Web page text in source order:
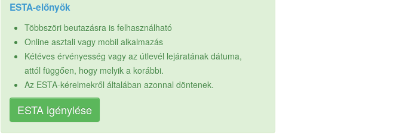
ESTA-előnyök
Többszöri beutazásra is felhasználható
Online asztali vagy mobil alkalmazás
Kétéves érvényesség vagy az útlevél lejáratának dátuma,
attól függően, hogy melyik a korábbi.
Az ESTA-kérelmekről általában azonnal döntenek.
ESTA igénylése